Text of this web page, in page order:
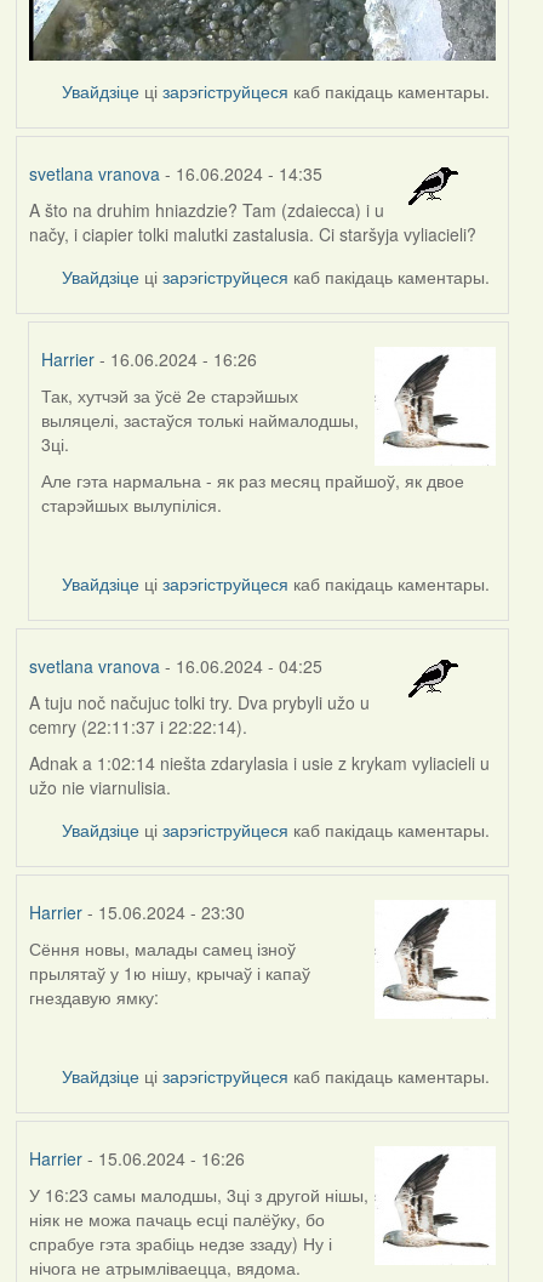
Увайдзіце цізарэгіструйцеся каб пакідаць каментары.
svetlana vranova- 16.06.2024 - 14:35
A što na druhim hniazdzie? Tam (zdaiecca) i u
načy, i ciapier tolki malutki zastalusia. Ci staršyja vyliacieli?
Увайдзіце цізарэгіструйцеся каб пакідаць каментары.
Harrier - 16.06.2024 - 16:26
In
reply
to
by
svetlana
Так, хутчэй за ўсё 2е старэйшых
выляцелі, застаўся толькі наймалодшы,
3ці.
Але гэта нармальна - як раз месяц прайшоў, як двое
старэйшых вылупіліся.
Увайдзіце цізарэгіструйцеся каб пакідаць каментары.
svetlana vranova- 16.06.2024 - 04:25
A tuju noč načujuc tolki try. Dva prybyli užo u
cemry (22:11:37 i 22:22:14).
Adnak a 1:02:14 niešta zdarylasia i usie z krykam vyliacieli u
užo nie viarnulisia.
Увайдзіце цізарэгіструйцеся каб пакідаць каментары.
Harrier- 15.06.2024 - 23:30
Сёння новы, малады самец ізноў
прылятаў у 1ю нішу, крычаў і капаў
гнездавую ямку:
Увайдзіце цізарэгіструйцеся каб пакідаць каментары.
Harrier- 15.06.2024 - 16:26
У 16:23 самы малодшы, 3ці з другой нішы,
ніяк не можа пачаць есці палёўку, бо
спрабуе гэта зрабіць недзе ззаду) Ну і
нічога не атрымліваецца, вядома.